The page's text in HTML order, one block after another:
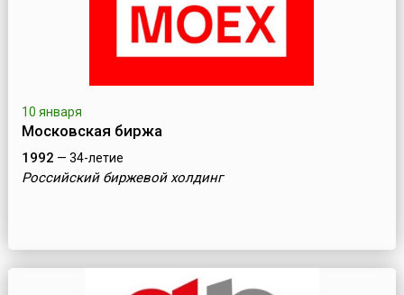
10 января
Московская биржа
1992 — 34-летие
Российский биржевой холдинг